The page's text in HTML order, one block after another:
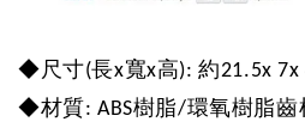
◆尺寸(長x寬x高):約21.5x 7x
◆材質: ABS樹脂/環氧樹脂齒